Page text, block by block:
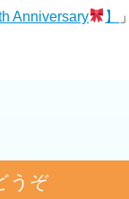
Anniversary 】 」
うぞ